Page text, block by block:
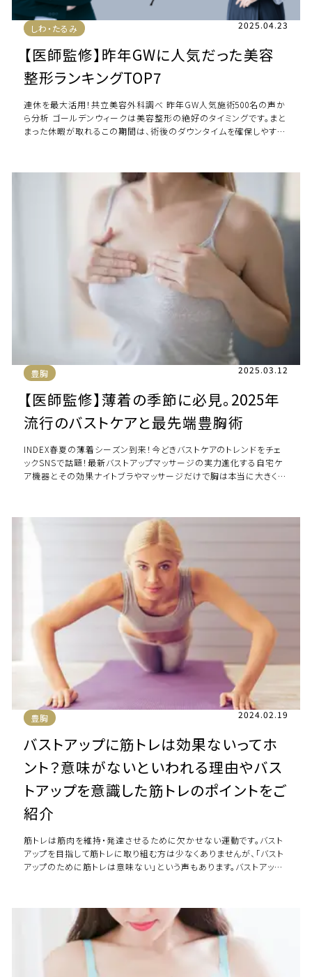
しわ・たるみ 2025.04.23
【医師監修】昨年GWに人気だった美容
整形ランキングTOP7
連休を最大活用！共立美容外科調べ 昨年GW人気施術500名の声か
ら分析 ゴールデンウィークは美容整形の絶好のタイミングです。まと
まった休暇が取れるこの期間は、術後のダウンタイムを確保しやす
豊胸 2025.03.12
【医師監修】薄着の季節に必見。2025年
流行のバストケアと最先端豊胸術
INDEX春夏の薄着シーズン到来！今どきバストケアのトレンドをチェ
ックSNSで話題！最新バストアップマッサージの実力進化する自宅ケ
ア機器とその効果ナイトブラやマッサージだけで胸は本当に大きくな
豊胸 2024.02.19
バストアップに筋トレは効果ないってホ
ント？意味がないといわれる理由やバス
トアップを意識した筋トレのポイントをご
紹介
筋トレは筋肉を維持・発達させるために欠かせない運動です。バスト
アップを目指して筋トレに取り組む方は少なくありませんが、「バスト
アップのために筋トレは意味ない」という声もあります。バストアップ